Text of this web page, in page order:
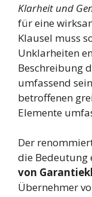
Klarheit und
für eine
Klausel muss
Unklarheiten
Beschreibung
umfassend
betroffenen
Elemente
Der
die Bedeutung
von
Übernehmer